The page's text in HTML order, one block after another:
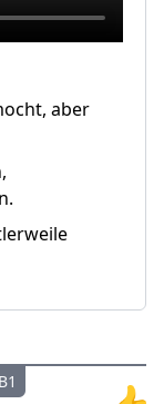
aber
B1